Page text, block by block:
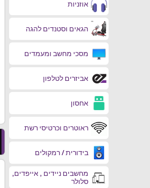
אוזניות
הגאים וסטנדים להגה
מסכי מחשב ומעמדים
אביזרים לטלפון
אחסון
ראוטרים וכרטיסי רשת
בידורית / רמקולים
מחשבים ניידים , אייפדים,
סלולר